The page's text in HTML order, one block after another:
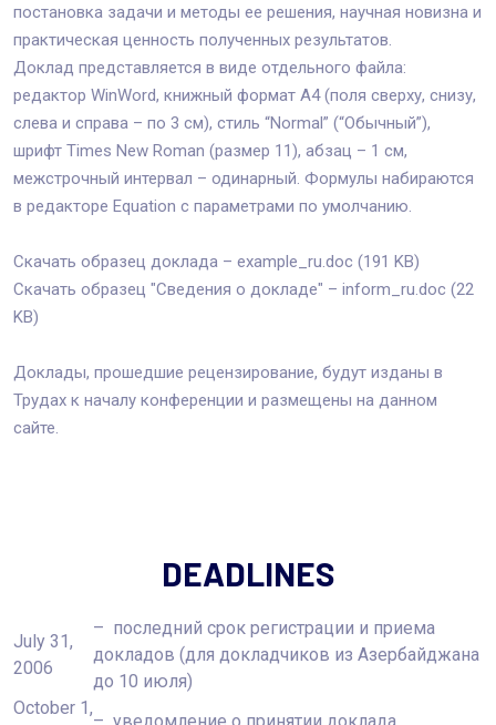
постановка задачи и методы ее решения, научная новизна и
практическая ценность полученных результатов.
Доклад представляется в виде отдельного файла:
редактор WinWord, книжный формат А4 (поля сверху, снизу,
слева и справа – по 3 см), стиль “Normal” (“Обычный”),
шрифт Times New Roman (размер 11), абзац – 1 см,
межстрочный интервал – одинарный. Формулы набираются
в редакторе Equation с параметрами по умолчанию.
Скачать образец доклада – example_ru.doc (191 KB)
Скачать образец "Сведения о докладе" – inform_ru.doc (22
KB)
Доклады, прошедшие рецензирование, будут изданы в
Трудах к началу конференции и размещены на данном
сайте.
DEADLINES
July 31,
2006
– последний срок регистрации и приема
докладов (для докладчиков из Азербайджана
до 10 июля)
October 1,